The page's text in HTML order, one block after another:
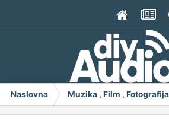
Naslovna Muzika , Film ,